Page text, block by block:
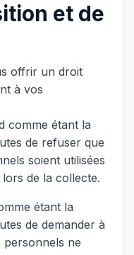
et de
offrir un droit
à vos
comme étant la
de refuser que
soient utilisées
de la collecte.
étant la
de demander à
personnels ne